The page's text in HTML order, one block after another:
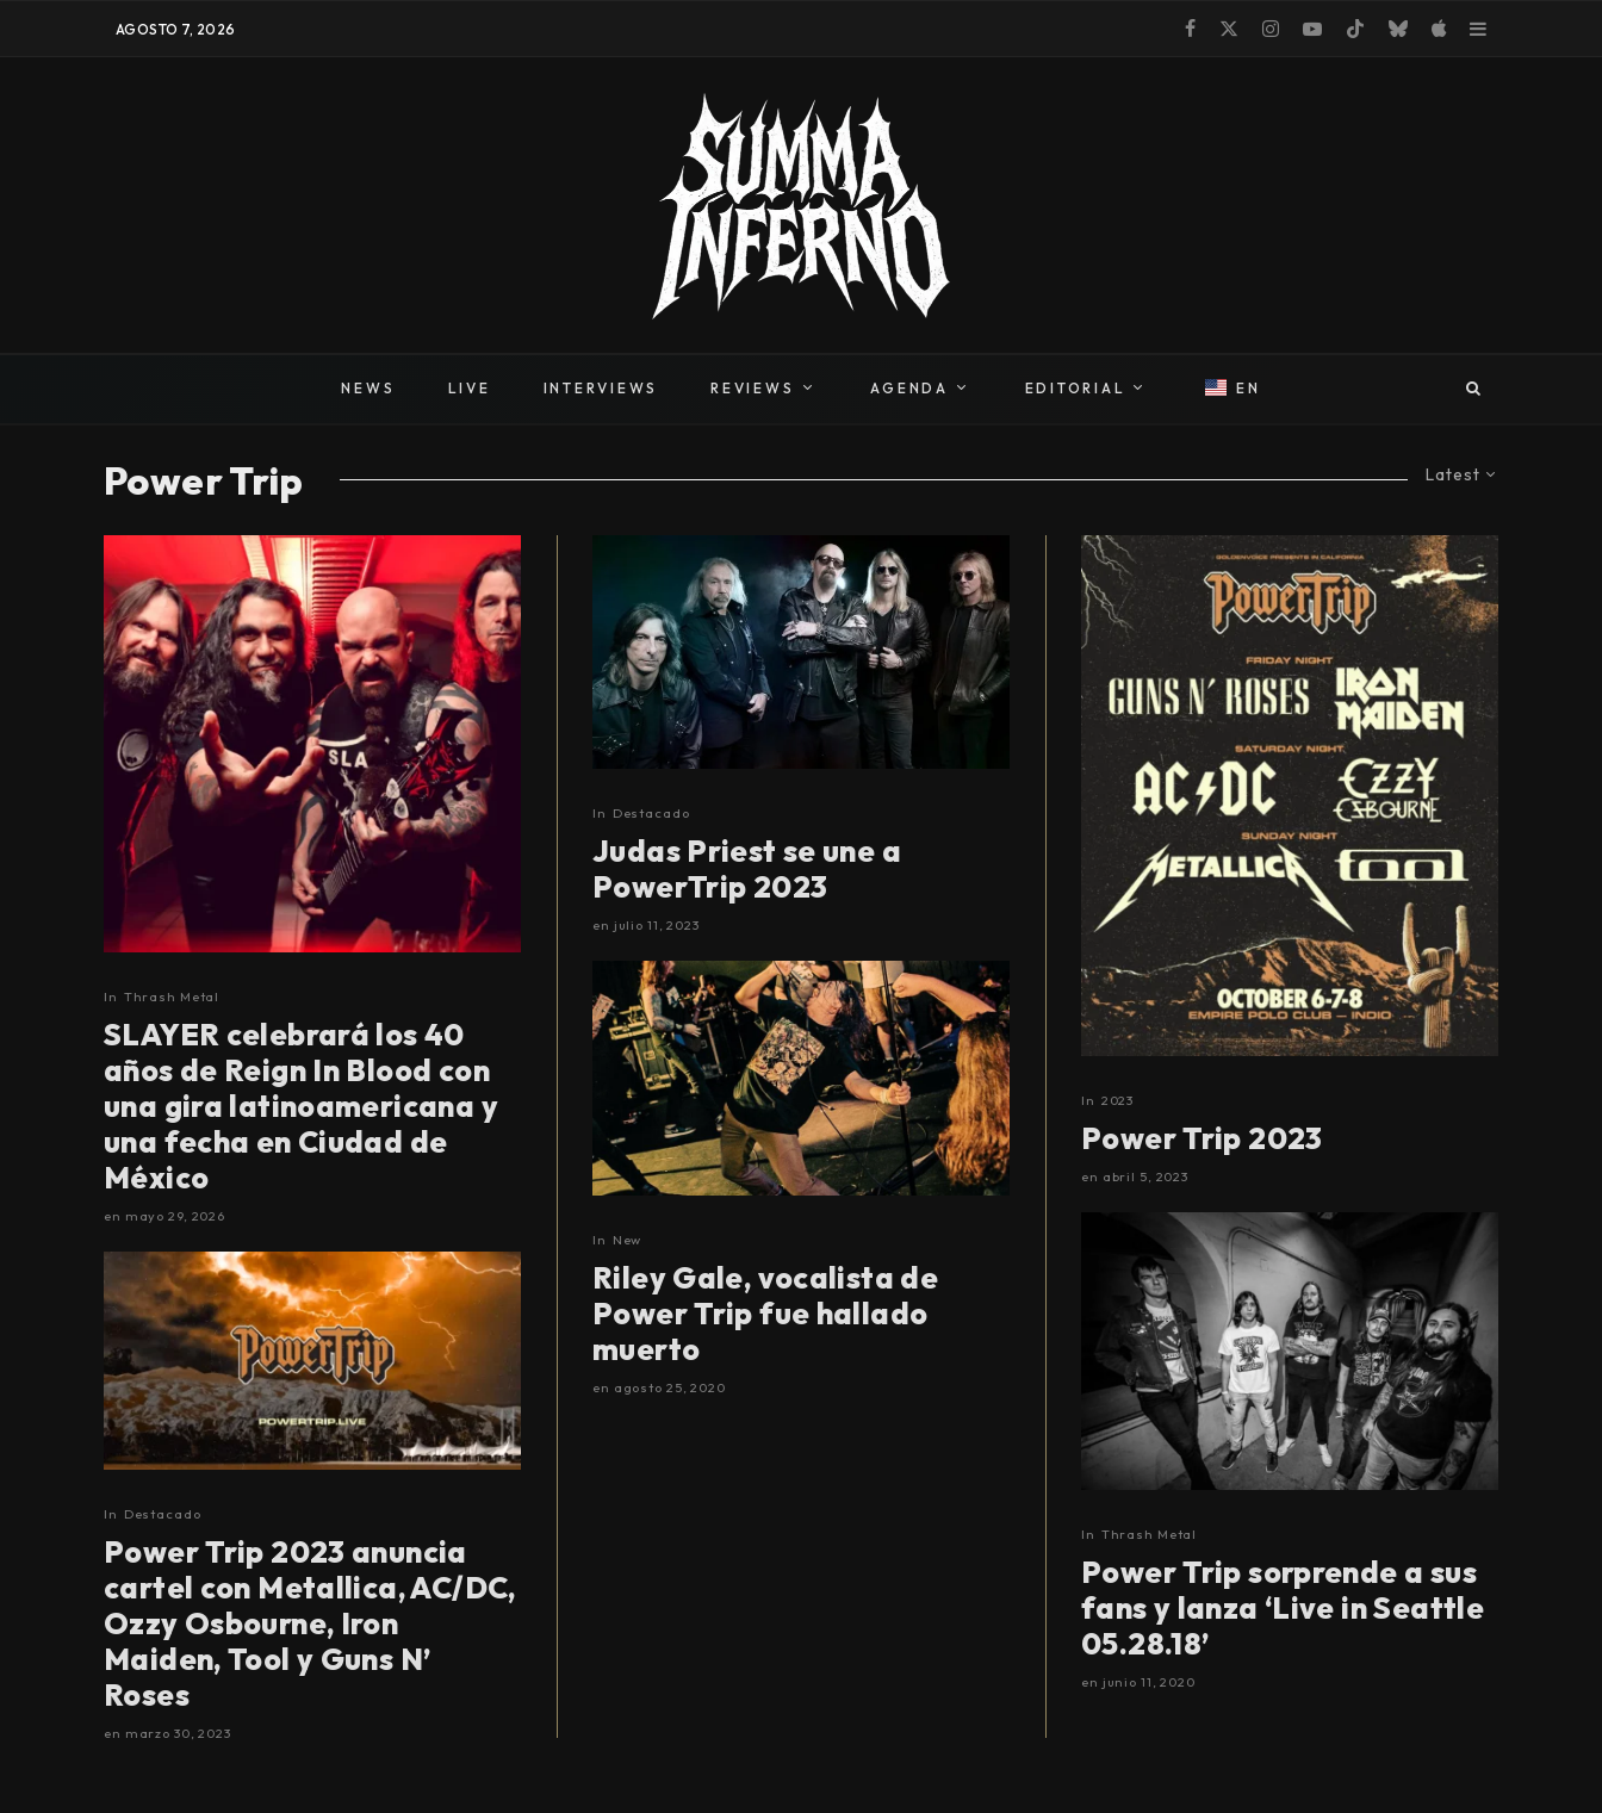
AGOSTO 7, 2026
NEWS LIVE INTERVIEWS REVIEWS AGENDA EDITORIAL EN
Latest
Power Trip
In Thrash Metal
SLAYER celebrará los 40
años de Reign In Blood con
una gira latinoamericana y
una fecha en Ciudad de
México
en mayo 29, 2026
In Destacado
Power Trip 2023 anuncia
cartel con Metallica, AC/DC,
Ozzy Osbourne, Iron
Maiden, Tool y Guns N’
Roses
en marzo 30, 2023
In Destacado
Judas Priest se une a
PowerTrip 2023
en julio 11, 2023
In New
Riley Gale, vocalista de
Power Trip fue hallado
muerto
en agosto 25, 2020
In 2023
Power Trip 2023
en abril 5, 2023
In Thrash Metal
Power Trip sorprende a sus
fans y lanza ‘Live in Seattle
05.28.18’
en junio 11, 2020